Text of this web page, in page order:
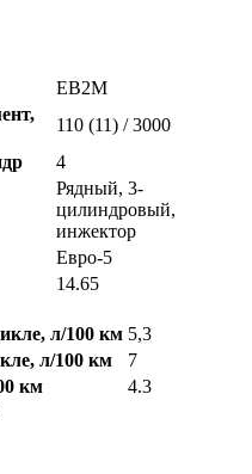
EB2M
110 (11) / 3000
4
Рядный, 3-
цилиндровый,
инжектор
Евро-5
14.65
л/100 км 5,3
л/100 км
7
км
4.3